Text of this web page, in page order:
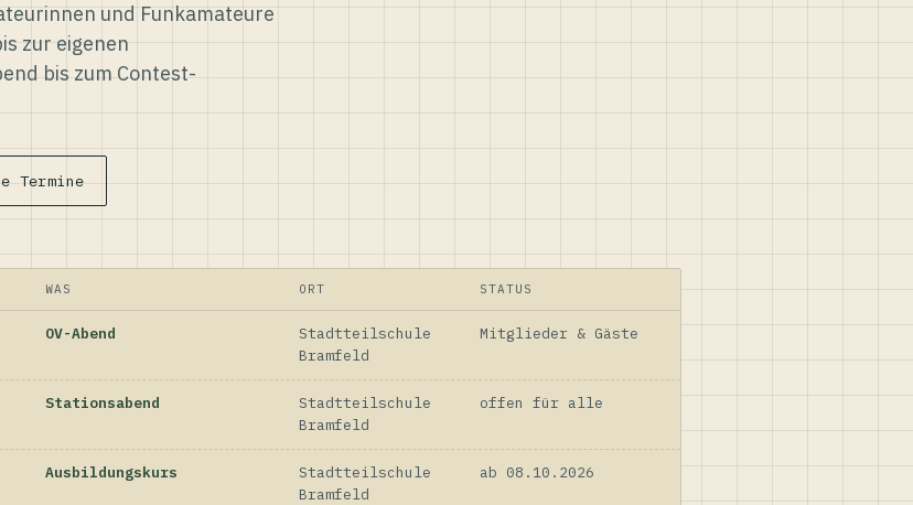
und Funkamateure
zur eigenen
bis zum Contest-
Termine
WAS ORT STATUS
OV-Abend
Stadtteilschule
Bramfeld
Mitglieder & Gäste
Stationsabend
Stadtteilschule
Bramfeld
offen für alle
Ausbildungskurs
Stadtteilschule
Bramfeld
ab 08.10.2026